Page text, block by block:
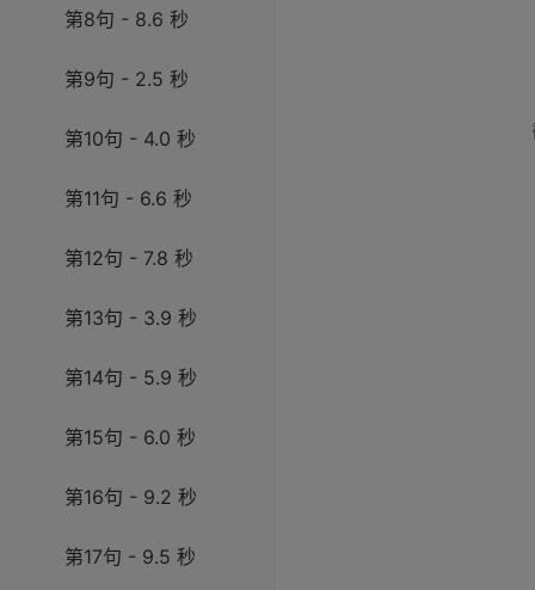
第8句 - 8.6 秒
第9句 - 2.5 秒
第10句 - 4.0 秒
第11句 - 6.6 秒
第12句 - 7.8 秒
第13句 - 3.9 秒
第14句 - 5.9 秒
第15句 - 6.0 秒
第16句 - 9.2 秒
第17句 - 9.5 秒